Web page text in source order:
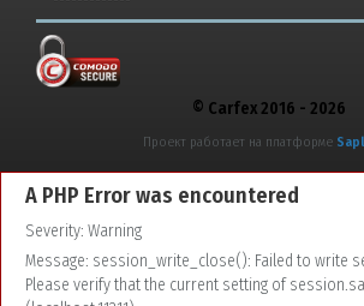
© Carfex 2016 - 2026
Проект работает на платформе
A PHP Error was encountered
Severity: Warning
Message: session_write_close(): Failed to write
Please verify that the current setting of